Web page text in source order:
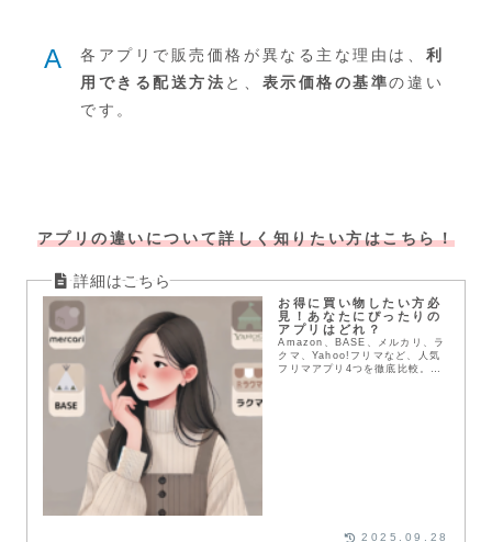
A 各アプリで販売価格が異なる主な理由は、 利
用できる配送方法 と、 表示価格の基準の違い
です。
アプリの違いについて詳しく知りたい方はこちら！
お得に買い物したい方必
見！あなたにぴったりの
アプリはどれ？
Amazon、BASE、メルカリ、ラ
クマ、Yahoo!フリマなど、人気
フリマアプリ4つを徹底比較。送
2025.09.28